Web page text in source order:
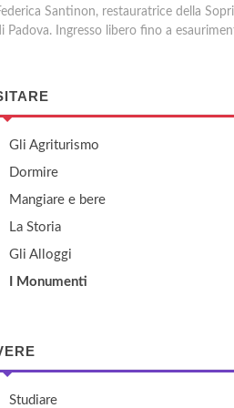
Santinon, restauratrice della
Padova. Ingresso libero fino a
Gli Agriturismo
Dormire
Mangiare e bere
La Storia
Gli Alloggi
I Monumenti
Studiare